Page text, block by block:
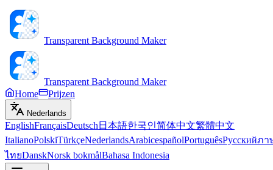
Transparent Background Maker
Transparent Background Maker
Home
Prijzen
Nederlands
EnglishFrançaisDeutsch 日本語한국인简体中文繁體中文
ItalianoPolskiTürkçeNederlandsArabicespañolPortuguêsРусскийภา
ไทยDanskNorsk bokmålBahasa Indonesia